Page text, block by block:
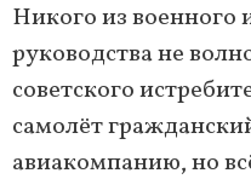
Никого из военного
руководства не
советского
самолёт
авиакомпанию, но